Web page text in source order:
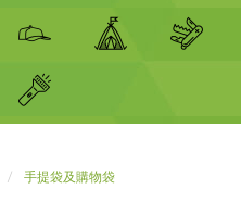
手提袋及購物袋